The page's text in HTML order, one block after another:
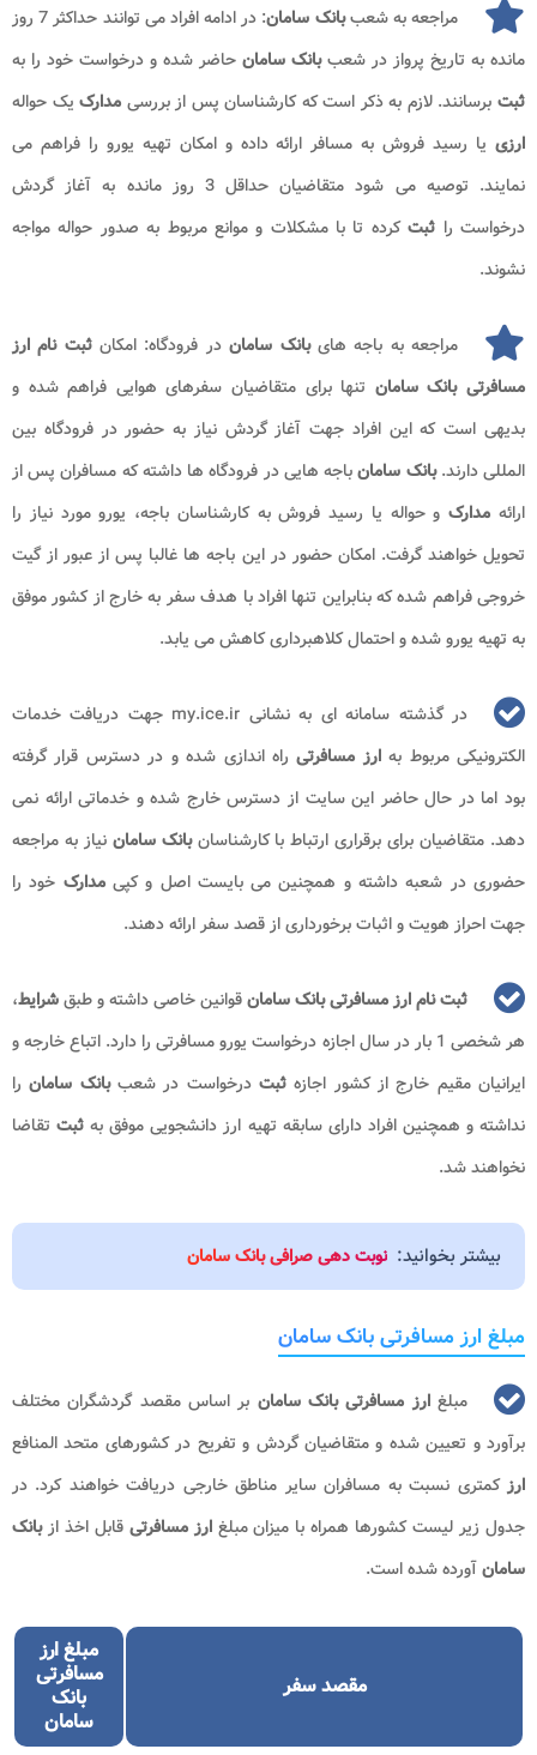
مراجعه به شعببانک سامان
: در ادامه افراد می توانند حداکثر 7 روز
مانده به تاریخ پرواز در شعببانک سامان حاضر شده و درخواست خود را به
ثبت برسانند. لازم به ذکر است که کارشناسان پس از بررسی مدارک یک حواله
ارزی یا رسید فروش به مسافر ارائه داده و امکان تهیه یورو را فراهم می
نمایند. توصیه می شود متقاضیان حداقل 3 روز مانده به آغاز گردش
درخواست را ثبتکرده تا با مشکلات و موانع مربوط به صدور حواله مواجه
نشوند.
مراجعه به باجه هایبانک ساماندر فرودگاه: امکانثبت نام ارز
مسافرتی بانک سامان تنها برای متقاضیان سفرهای هوایی فراهم شده و
بدیهی است که این افراد جهت آغاز گردش نیاز به حضور در فرودگاه بین
المللی دارند.بانک سامانباجه هایی در فرودگاه ها داشته که مسافران پس از
ارائه مدارک و حواله یا رسید فروش به کارشناسان باجه، یورو مورد نیاز را
تحویل خواهند گرفت. امکان حضور در این باجه ها غالبا پس از عبور از گیت
خروجی فراهم شده که بنابراین تنها افراد با هدف سفر به خارج از کشور موفق
به تهیه یورو شده و احتمال کلاهبرداری کاهش می یابد.
در گذشته سامانه ای به نشانی my.ice.ir جهت دریافت خدمات
الکترونیکی مربوط بهارز مسافرتیراه اندازی شده و در دسترس قرار گرفته
بود اما در حال حاضر این سایت از دسترس خارج شده و خدماتی ارائه نمی
دهد. متقاضیان برای برقراری ارتباط با کارشناسانبانک سامان نیاز به مراجعه
حضوری در شعبه داشته و همچنین می بایست اصل و کپیمدارک خود را
جهت احراز هویت و اثبات برخورداری از قصد سفر ارائه دهند.
ثبت نام ارز مسافرتی بانک سامانقوانین خاصی داشته و طبقشرایط،
هر شخصی 1 بار در سال اجازه درخواست یورو مسافرتی را دارد. اتباع خارجه و
ایرانیان مقیم خارج از کشور اجازه ثبتدرخواست در شعببانک سامانرا
نداشته و همچنین افراد دارای سابقه تهیه ارز دانشجویی موفق به ثبت تقاضا
نخواهند شد.
بیشتر بخوانید: نوبت دهی صرافی بانک سامان
مبلغ ارز مسافرتی بانک سامان
مبلغارز مسافرتی بانک سامان بر اساس مقصد گردشگران مختلف
برآورد و تعیین شده و متقاضیان گردش و تفریح در کشورهای متحد المنافع
ارزکمتری نسبت به مسافران سایر مناطق خارجی دریافت خواهند کرد. در
جدول زیر لیست کشورها همراه با میزان مبلغ ارز مسافرتی قابل اخذ ازبانک
سامانآورده شده است.
مقصد سفر
مبلغ ارز
مسافرتی
بانک
سامان